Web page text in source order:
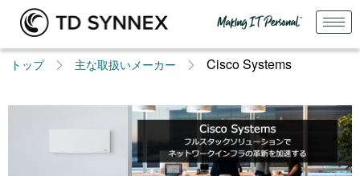
トップ 主な取扱いメーカー Cisco Systems